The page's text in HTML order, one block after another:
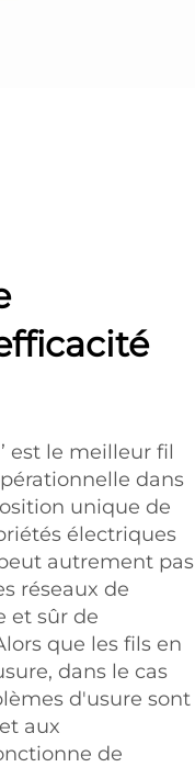
est le meilleur fil
dans
unique de
électriques
autrement pas
réseaux de
et sûr de
que les fils en
dans le cas
d'usure sont
aux
de